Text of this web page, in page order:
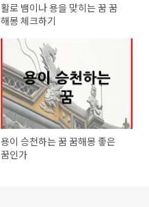
활로 뱀이나 용을 맞히는 꿈 꿈
해몽 체크하기
용이 승천하는 꿈 꿈해몽 좋은
꿈인가